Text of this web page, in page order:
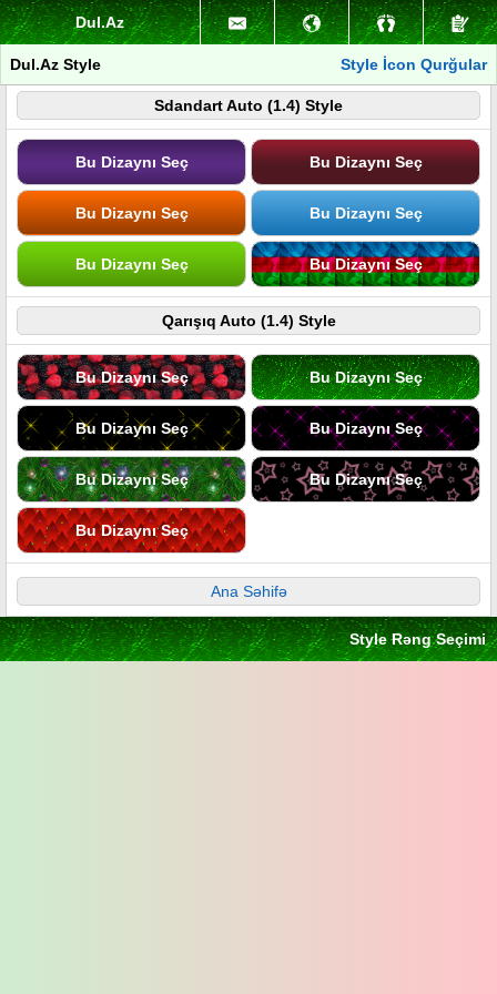
Dul.Az
Dul.Az Style Style İcon Qurğular
Sdandart Auto (1.4) Style
Bu Dizaynı Seç Bu Dizaynı Seç
Bu Dizaynı Seç Bu Dizaynı Seç
Bu Dizaynı Seç Bu Dizaynı Seç
Qarışıq Auto (1.4) Style
Bu Dizaynı Seç Bu Dizaynı Seç
Bu Dizaynı Seç Bu Dizaynı Seç
Bu Dizaynı Seç Bu Dizaynı Seç
Bu Dizaynı Seç
Ana Səhifə
Style Rəng Seçimi